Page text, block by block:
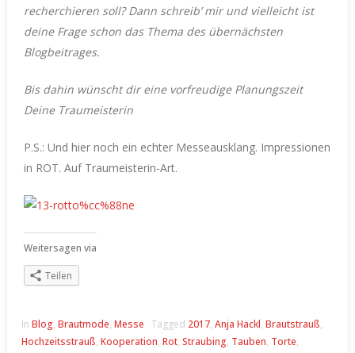
recherchieren soll? Dann schreib’ mir und vielleicht ist
deine Frage schon das Thema des übernächsten
Blogbeitrages.
Bis dahin wünscht dir eine vorfreudige Planungszeit
Deine Traumeisterin
P.S.: Und hier noch ein echter Messeausklang. Impressionen
in ROT. Auf Traumeisterin-Art.
Weitersagen via
Teilen
In Blog, Brautmode, Messe Tagged 2017, Anja Hackl, Brautstrauß,
Hochzeitsstrauß, Kooperation, Rot, Straubing, Tauben, Torte,